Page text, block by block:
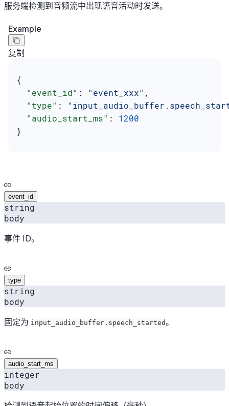
服务端检测到音频流中出现语音活动时发送。
Example
复制
{
  "event_id"
: "event_xxx" ,
  "type"
:
  "audio_start_ms"
: 1200
}
event_id
string
body
事件 ID。
type
string
body
固定为 input_audio_buffer.speech_started。
audio_start_ms
integer
body